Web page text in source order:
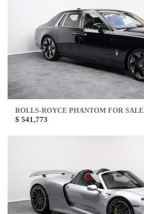
ROLLS-ROYCE PHANTOM FOR SALE
$ 541,773